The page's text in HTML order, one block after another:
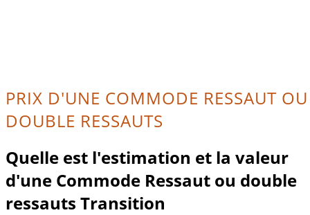
PRIX D'UNE COMMODE RESSAUT OU
DOUBLE RESSAUTS
Quelle est l'estimation et la valeur
d'une Commode Ressaut ou double
ressauts Transition